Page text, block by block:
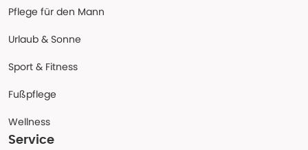
Pflege für den Mann
Urlaub & Sonne
Sport & Fitness
Fußpflege
Wellness
Service